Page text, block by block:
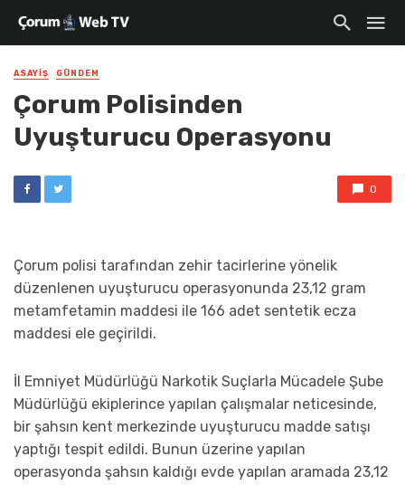
ASAYIŞ GÜNDEM
Çorum Polisinden
Uyuşturucu Operasyonu
0
Çorum polisi tarafından zehir tacirlerine yönelik
düzenlenen uyuşturucu operasyonunda 23,12 gram
metamfetamin maddesi ile 166 adet sentetik ecza
maddesi ele geçirildi.
İl Emniyet Müdürlüğü Narkotik Suçlarla Mücadele Şube
Müdürlüğü ekiplerince yapılan çalışmalar neticesinde,
bir şahsın kent merkezinde uyuşturucu madde satışı
yaptığı tespit edildi. Bunun üzerine yapılan
operasyonda şahsın kaldığı evde yapılan aramada 23,12